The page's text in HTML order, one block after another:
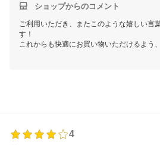
ショップからのコメント
ご利用いただき、またこのような嬉しい言
す！
これからも快適にお買い物いただけるよう
4